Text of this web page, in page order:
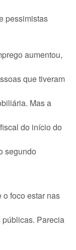
pessimistas
aumentou,
que tiveram
Mas a
do início do
segundo
foco estar nas
Parecia